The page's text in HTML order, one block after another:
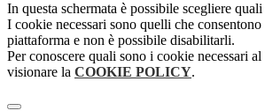
In questa schermata è possibile scegliere
I cookie necessari sono quelli che
piattaforma e non è possibile disabilitarli.
Per conoscere quali sono i cookie necessari
visionare la COOKIE POLICY.